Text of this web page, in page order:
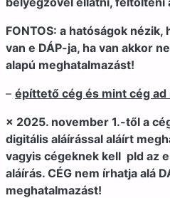
FONTOS: a hatóságok
van e DÁP-ja, ha van akkor
alapú meghatalmazást!
– építtető cég és mint cég
× 2025. november 1.-től a
digitális aláírással aláírt
vagyis cégeknek kell pld az
aláírás. CÉG nem írhatja alá
meghatalmazást!